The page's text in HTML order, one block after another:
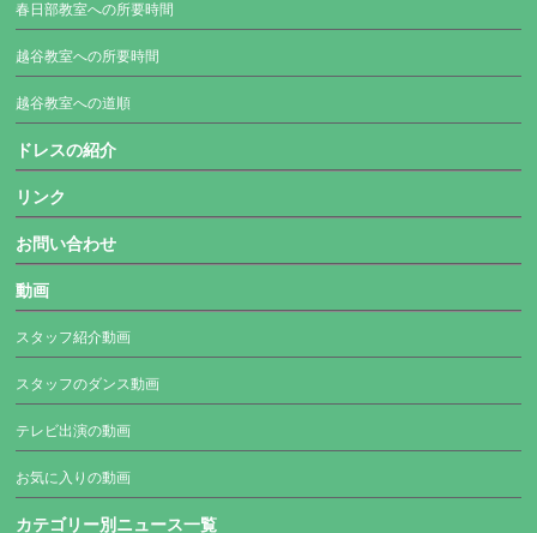
春日部教室への所要時間
越谷教室への所要時間
越谷教室への道順
ドレスの紹介
リンク
お問い合わせ
動画
スタッフ紹介動画
スタッフのダンス動画
テレビ出演の動画
お気に入りの動画
カテゴリー別ニュース一覧